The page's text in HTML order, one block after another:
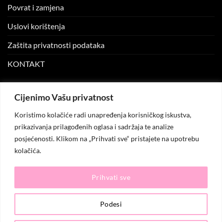
Cijenimo Vašu privatnost
Koristimo kolačiće radi unapređenja korisničkog iskustva,
prikazivanja prilagođenih oglasa i sadržaja te analize
posjećenosti. Klikom na „Prihvati sve“ pristajete na upotrebu
kolačića.
Podesi
Prihvati sve
Povrat i zamjena
Uslovi korištenja
Zaštita privatnosti podataka
KONTAKT
Moje narudžbe
© 2026KO.MODA. Sva prava zadržana.